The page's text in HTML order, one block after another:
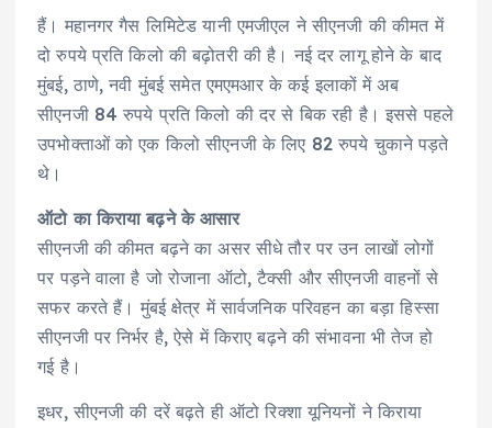
हैं। महानगर गैस लिमिटेड यानी एमजीएल ने सीएनजी की कीमत में
दो रुपये प्रति किलो की बढ़ोतरी की है। नई दर लागू होने के बाद
मुंबई, ठाणे, नवी मुंबई समेत एमएमआर के कई इलाकों में अब
सीएनजी 84 रुपये प्रति किलो की दर से बिक रही है। इससे पहले
उपभोक्ताओं को एक किलो सीएनजी के लिए 82 रुपये चुकाने पड़ते
थे।
ऑटो का किराया बढ़ने के आसार
सीएनजी की कीमत बढ़ने का असर सीधे तौर पर उन लाखों लोगों
पर पड़ने वाला है जो रोजाना ऑटो, टैक्सी और सीएनजी वाहनों से
सफर करते हैं। मुंबई क्षेत्र में सार्वजनिक परिवहन का बड़ा हिस्सा
सीएनजी पर निर्भर है, ऐसे में किराए बढ़ने की संभावना भी तेज हो
गई है।
इधर, सीएनजी की दरें बढ़ते ही ऑटो रिक्शा यूनियनों ने किराया